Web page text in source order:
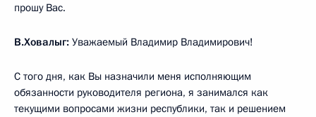
прошу Вас.
В.Ховалыг: Уважаемый Владимир Владимирович!
С того дня, как Вы назначили меня исполняющим
обязанности руководителя региона, я занимался как
текущими вопросами жизни республики, так и решением